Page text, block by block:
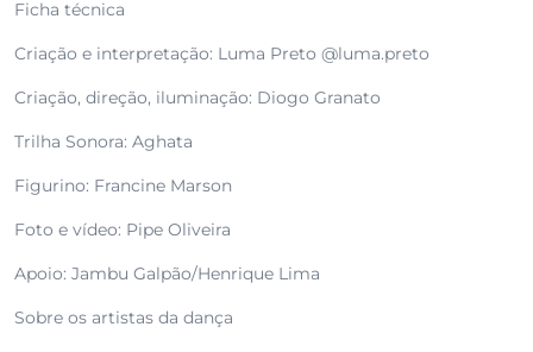
Ficha técnica
Criação e interpretação: Luma Preto @luma.preto
Criação, direção, iluminação: Diogo Granato
Trilha Sonora: Aghata
Figurino: Francine Marson
Foto e vídeo: Pipe Oliveira
Apoio: Jambu Galpão/Henrique Lima
Sobre os artistas da dança